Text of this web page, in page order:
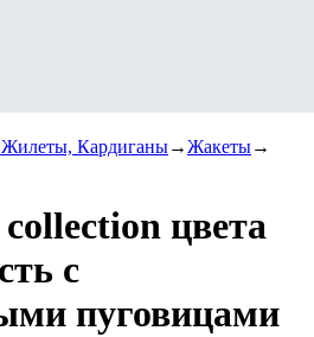
Кардиганы
Жакеты
цвета
с
пуговицами